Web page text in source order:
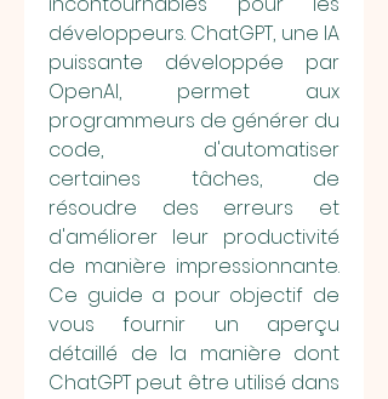
développeurs. ChatGPT, une IA
puissante développée par
OpenAI, permet aux
programmeurs de générer du
code, d'automatiser
certaines tâches, de
résoudre des erreurs et
d'améliorer leur productivité
de manière impressionnante.
Ce guide a pour objectif de
vous fournir un aperçu
détaillé de la manière dont
ChatGPT peut être utilisé dans